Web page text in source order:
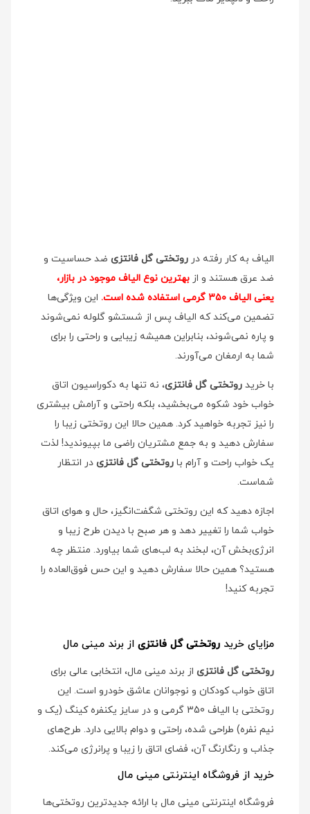
الیاف به کار رفته در روتختی گل فانتزی ضد حساسیت و
ضد عرق هستند و از بهترین نوع الیاف موجود در بازار،
یعنی الیاف ۳۵۰ گرمی استفاده شده است.
این ویژگی‌ها
تضمین می‌کند که الیاف پس از شستشو گلوله نمی‌شوند
و پاره نمی‌شوند، بنابراین همیشه زیبایی و راحتی را برای
شما به ارمغان می‌آورند.
با خرید روتختی گل فانتزی، نه تنها به دکوراسیون اتاق
خواب خود شکوه می‌بخشید، بلکه راحتی و آرامش بیشتری
را نیز تجربه خواهید کرد. همین حالا این روتختی زیبا را
سفارش دهید و به جمع مشتریان راضی ما بپیوندید! لذت
یک خواب راحت و آرام با روتختی گل فانتزی در انتظار
شماست.
اجازه دهید که این روتختی شگفت‌انگیز، حال و هوای اتاق
خواب شما را تغییر دهد و هر صبح با دیدن طرح زیبا و
انرژی‌بخش آن، لبخند به لب‌های شما بیاورد. منتظر چه
هستید؟ همین حالا سفارش دهید و این حس فوق‌العاده را
تجربه کنید!
مزایای خرید روتختی گل فانتزی از برند مینی مال
روتختی گل فانتزی از برند مینی مال، انتخابی عالی برای
اتاق خواب کودکان و نوجوانان عاشق خودرو است. این
روتختی با الیاف 350 گرمی و در سایز یکنفره کینگ (یک و
نیم نفره) طراحی شده، راحتی و دوام بالایی دارد. طرح‌های
جذاب و رنگارنگ آن، فضای اتاق را زیبا و پرانرژی می‌کند.
خرید از فروشگاه اینترنتی مینی مال
فروشگاه اینترنتی مینی مال با ارائه جدیدترین روتختی‌ها